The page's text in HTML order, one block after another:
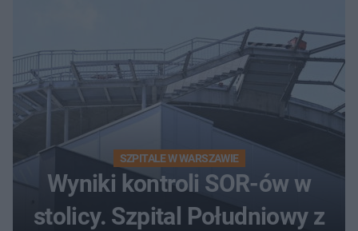
SZPITALE W WARSZAWIE
Wyniki kontroli SOR-ów w
stolicy. Szpital Południowy z